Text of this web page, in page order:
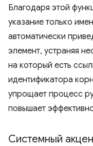
Благодаря этой
указание только
автоматически
элемент, устраняя
на который есть
идентификатора
упрощает процесс
повышает
Системный